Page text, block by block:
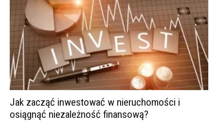
Jak zacząć inwestować w nieruchomości i
osiągnąć niezależność finansową?